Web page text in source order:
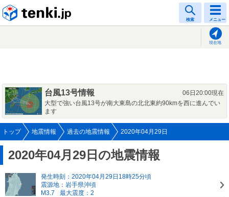
検索 メニュー
現在地
台風13号情報
06日20:00現在
大型で強い台風13号が南大東島の北北東約90kmを西に進んでい
ます
トップ 地震情報 過去の地震情報 2020年04月29日
2020年04月29日の地震情報
発生時刻：2020年04月29日18時25分頃
震源地：岩手県沖頃
M3.7
最大震度：2